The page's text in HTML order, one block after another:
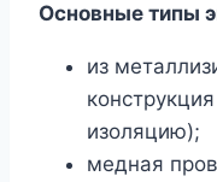
Основные типы
из
изоляцию);
медная